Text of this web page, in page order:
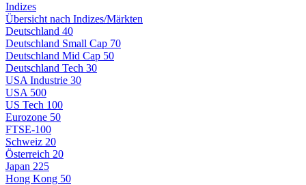
Indizes
Übersicht nach Indizes/Märkten
Deutschland 40
Deutschland Small Cap 70
Deutschland Mid Cap 50
Deutschland Tech 30
USA Industrie 30
USA 500
US Tech 100
Eurozone 50
FTSE-100
Schweiz 20
Österreich 20
Japan 225
Hong Kong 50